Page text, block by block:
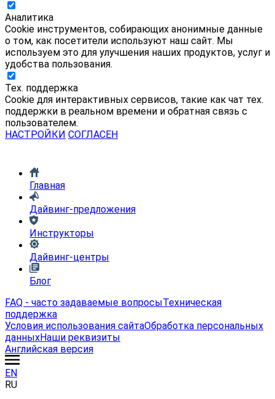
Аналитика
Cookie инструментов, собирающих анонимные данные
о том, как посетители используют наш сайт. Мы
используем это для улучшения наших продуктов, услуг и
удобства пользования.
Тех. поддержка
Cookie для интерактивных сервисов, такие как чат тех.
поддержки в реальном времени и обратная связь с
пользователем.
НАСТРОЙКИ СОГЛАСЕН
Главная
Дайвинг-предложения
Инструкторы
Дайвинг-центры
Блог
FAQ - часто задаваемые вопросыТехническая
поддержка
Условия использования сайтаОбработка персональных
данныхНаши реквизиты
Английская версия
EN
RU